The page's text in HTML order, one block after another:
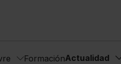
FormaciónActualidad